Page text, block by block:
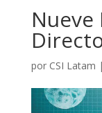
por CSI Latam |